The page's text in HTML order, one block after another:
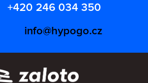
+420 246 034 350
info@hypogo.cz